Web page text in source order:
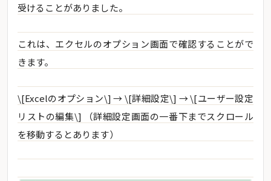
受けることがありました。
これは、エクセルのオプション画面で確認することがで
きます。
\[Excelのオプション\] → \[詳細設定\] → \[ユーザー設定
リストの編集\] （詳細設定画面の一番下までスクロール
を移動するとあります）